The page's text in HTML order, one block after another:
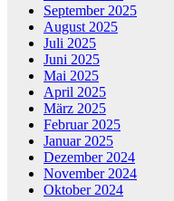
September 2025
August 2025
Juli 2025
Juni 2025
Mai 2025
April 2025
März 2025
Februar 2025
Januar 2025
Dezember 2024
November 2024
Oktober 2024